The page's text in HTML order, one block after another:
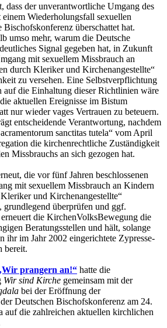
dass der unverantwortliche Umgang des
Wiederholungsfall sexuellen
Bischofskonferenz überschattet hat.
umso mehr, warum die Deutsche
Signal gegeben hat, in Zukunft
mit sexuellem Missbrauch an
durch Kleriker und Kirchenangestellte“
zu versehen. Eine Selbstverpflichtung
auf die Einhaltung dieser Richtlinien wäre
aktuellen Ereignisse im Bistum
nur wieder vages Vertrauen zu beteuern.
entscheidende Verantwortung, nachdem
sanctitas tutela“ vom April
die kirchenrechtliche Zuständigkeit
Missbrauchs an sich gezogen hat.
die vor fünf Jahren beschlossenen
mit sexuellem Missbrauch an Kindern
und Kirchenangestellte“
grundlegend überprüfen und ggf.
die KirchenVolksBewegung die
Beratungsstellen und hält, solange
ihr im Jahr 2002 eingerichtete Zypresse-
bereit.
prangern an!“ hatte die
Wir sind Kirche gemeinsam mit der
bei der Eröffnung der
Deutschen Bischofskonferenz am 24.
auf die zahlreichen aktuellen kirchlichen